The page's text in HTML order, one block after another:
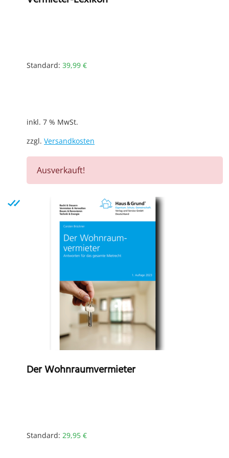
Standard: 39,99 €
inkl. 7 % MwSt.
zzgl. Versandkosten
Ausverkauft!
Der Wohnraumvermieter
Standard: 29,95 €